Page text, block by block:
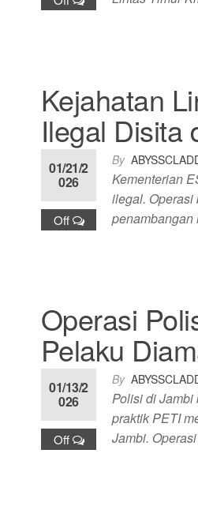
Kejahatan
Ilegal Disita
By
01/21/2
026
Off
Kementerian
ilegal. Operasi
Operasi
Pelaku
By
01/13/2
026
Off
Polisi di Jambi
praktik PETI
Jambi.